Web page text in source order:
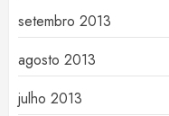
setembro 2013
agosto 2013
julho 2013